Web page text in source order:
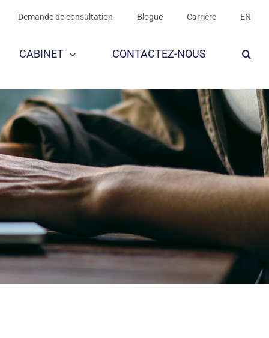
Demande de consultation Blogue Carrière EN
CABINET CONTACTEZ-NOUS
Demande de consultation Blogue Carrière EN
CABINET CONTACTEZ-NOUS